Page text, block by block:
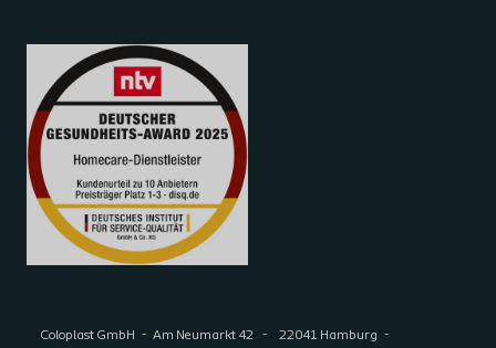
Coloplast GmbH Am Neumarkt 42
22041 Hamburg